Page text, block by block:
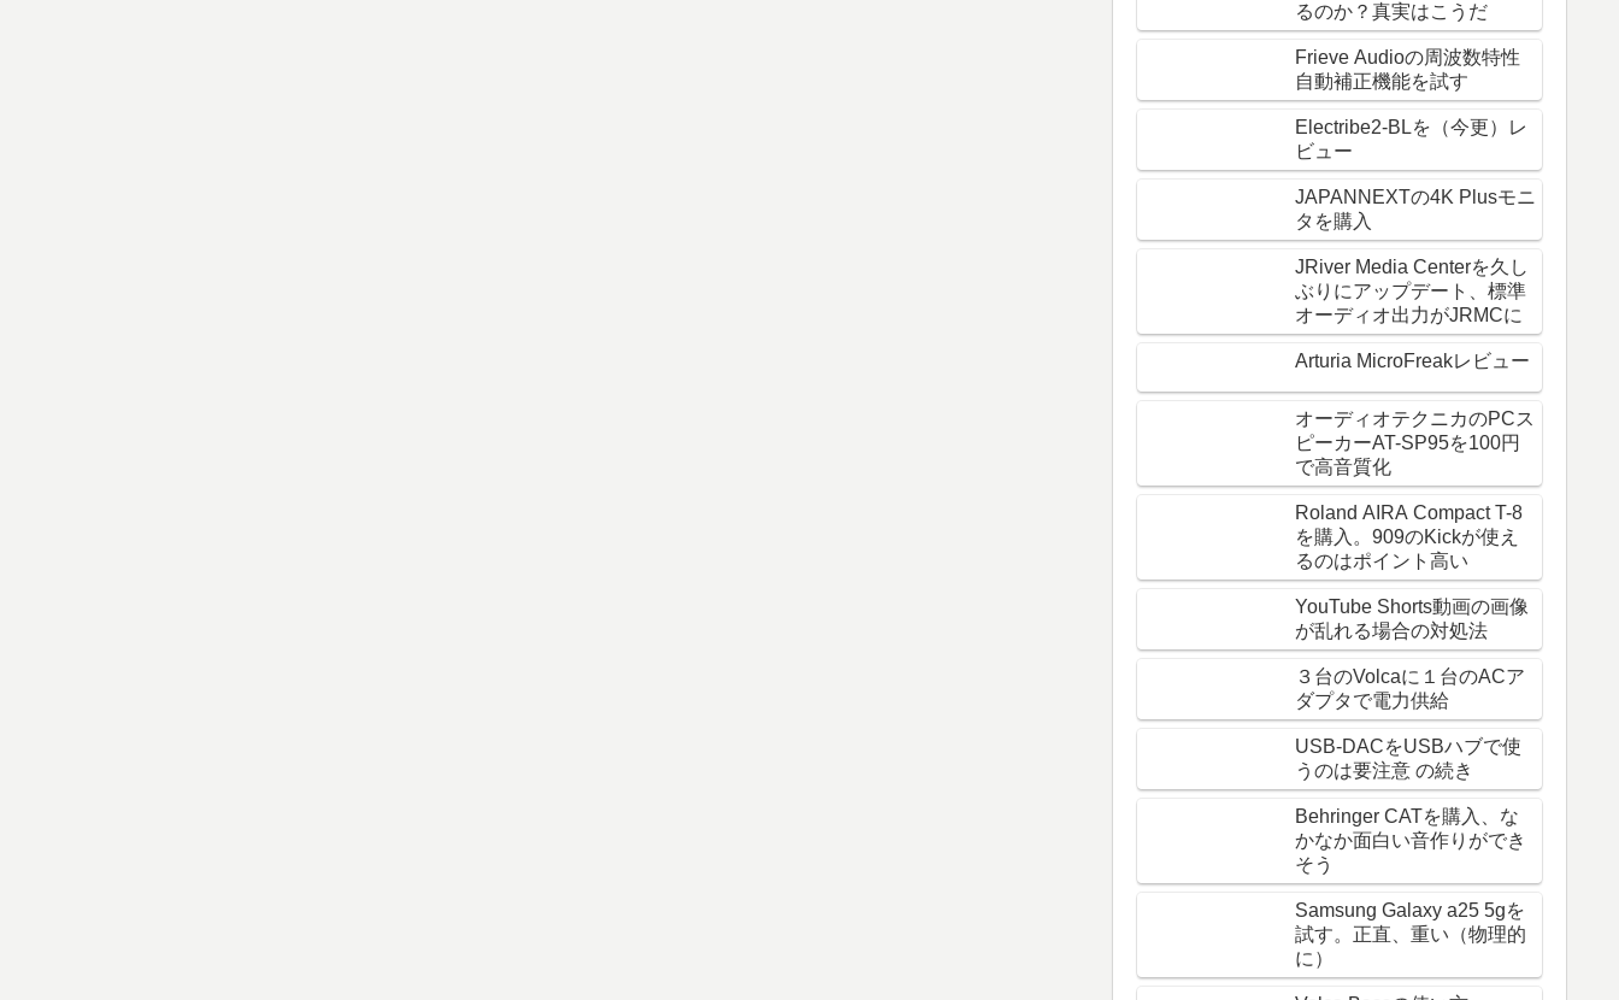
るのか？真実はこうだ
Frieve Audioの周波数特性
自動補正機能を試す
Electribe2-BLを（今更）レ
ビュー
JAPANNEXTの4K Plusモニ
タを購入
JRiver Media Centerを久し
ぶりにアップデート、標準
オーディオ出力がJRMCに
Arturia MicroFreakレビュー
オーディオテクニカのPCス
ピーカーAT-SP95を100円
で高音質化
Roland AIRA Compact T-8
を購入。909のKickが使え
るのはポイント高い
YouTube Shorts動画の画像
が乱れる場合の対処法
３台のVolcaに１台のACア
ダプタで電力供給
USB-DACをUSBハブで使
うのは要注意 の続き
Behringer CATを購入、な
かなか面白い音作りができ
そう
Samsung Galaxy a25 5gを
試す。正直、重い（物理的
に）